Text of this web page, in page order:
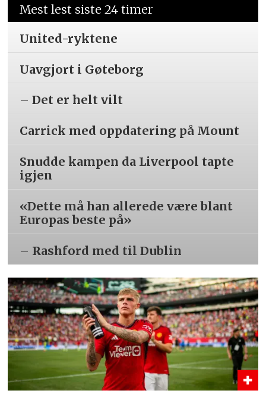
Mest lest siste 24 timer
United-ryktene
Uavgjort i Gøteborg
– Det er helt vilt
Carrick med oppdatering på Mount
Snudde kampen da Liverpool tapte
igjen
«Dette må han allerede være blant
Europas beste på»
– Rashford med til Dublin